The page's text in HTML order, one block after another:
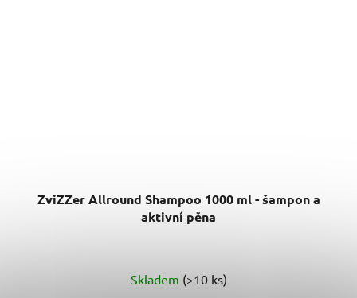
ZviZZer Allround Shampoo 1000 ml - šampon a
aktivní pěna
hodnocení
Skladem (>10 ks)